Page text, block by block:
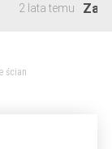
2 lata temu
ścian